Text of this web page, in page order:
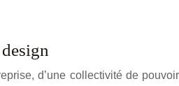
d’une collectivité de pouvoir